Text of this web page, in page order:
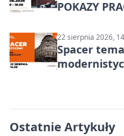
POKAZY
22 sierpnia 2026,
Spacer
Ostatnie Artykuły